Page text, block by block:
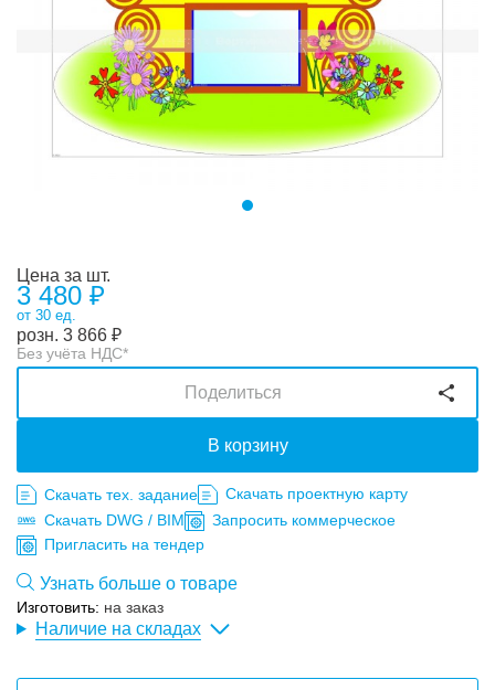
Цена за шт.
3 480 ₽
от 30 ед.
розн. 3 866 ₽
Без учёта НДС*
Изготовить: на заказ
В корзину
Поделиться
Скачать тех. задание
Скачать проектную карту
Скачать DWG / BIM
Запросить коммерческое
Пригласить на тендер
Узнать больше о товаре
Наличие на складах